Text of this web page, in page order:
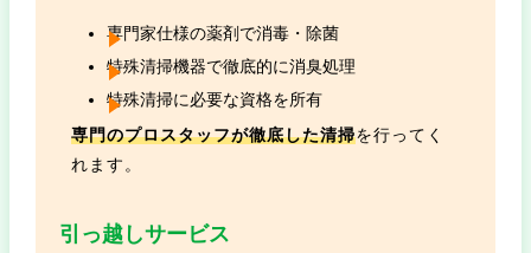
専門家仕様の薬剤で消毒・除菌
特殊清掃機器で徹底的に消臭処理
特殊清掃に必要な資格を所有
専門のプロスタッフが徹底した清掃を行ってく
れます。
引っ越しサービス